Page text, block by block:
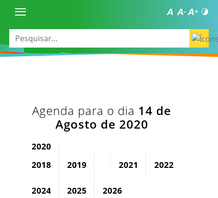
Agenda para o dia 14 de
Agosto de 2020
2020
2018
2019 2021 2022
2024 2025 2026